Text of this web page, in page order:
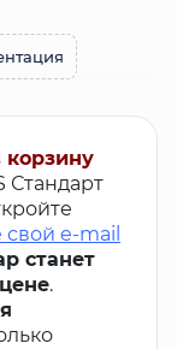
Стандарт
свой e-mail
станет
.